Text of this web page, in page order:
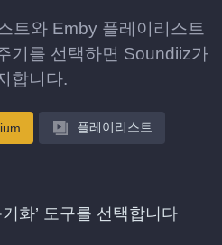
트와 Emby 플레이리스트
기를 선택하면 Soundiiz가
합니다.
플레이리스트
화’ 도구를 선택합니다